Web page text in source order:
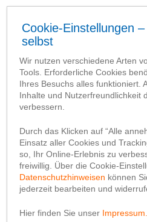
Allgemein Geschichte(n)
Kloster